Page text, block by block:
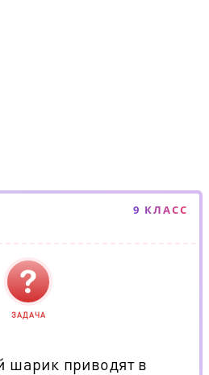
9 КЛАСС
ЗАДАЧА
шарик приводят в